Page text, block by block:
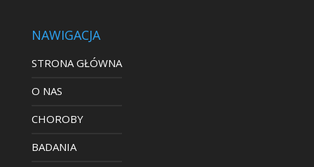
NAWIGACJA
STRONA GŁÓWNA
O NAS
CHOROBY
BADANIA